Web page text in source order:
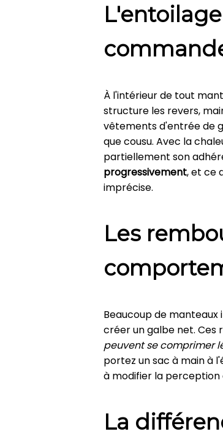
À l'intérieur de tout
structure les revers,
vêtements d'entrée de
que cousu. Avec la
partiellement son
progressivement, et ce
imprécise.
Les
Beaucoup de
créer un galbe net. Ces
peuvent se comprimer
portez un sac à main à
à modifier la perception
La